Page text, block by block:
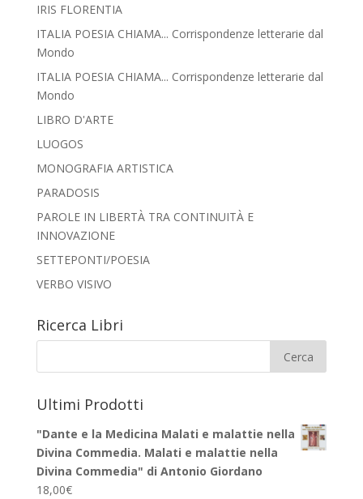
IRIS FLORENTIA
ITALIA POESIA CHIAMA... Corrispondenze letterarie dal
Mondo
ITALIA POESIA CHIAMA... Corrispondenze letterarie dal
Mondo
LIBRO D'ARTE
LUOGOS
MONOGRAFIA ARTISTICA
PARADOSIS
PAROLE IN LIBERTÀ TRA CONTINUITÀ E
INNOVAZIONE
SETTEPONTI/POESIA
VERBO VISIVO
Ricerca Libri
Ultimi Prodotti
"Dante e la Medicina Malati e malattie nella
Divina Commedia. Malati e malattie nella
Divina Commedia" di Antonio Giordano
18,00€